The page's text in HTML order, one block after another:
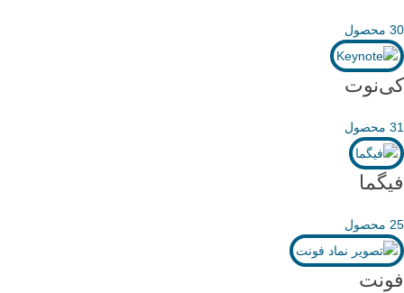
30 محصول
کی‌نوت
31 محصول
فیگما
25 محصول
فونت